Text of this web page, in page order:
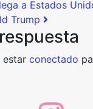
a Estados
Trump
estar conectado